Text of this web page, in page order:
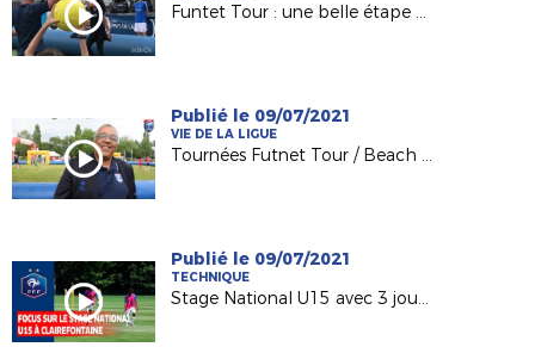
Funtet Tour : une belle étape du côté de Laval !
Publié le 09/07/2021
VIE DE LA LIGUE
Tournées Futnet Tour / Beach Vert vues par le Président de la Ligue Didier ESOR
Publié le 09/07/2021
TECHNIQUE
Stage National U15 avec 3 joueurs des Pays de la Loire